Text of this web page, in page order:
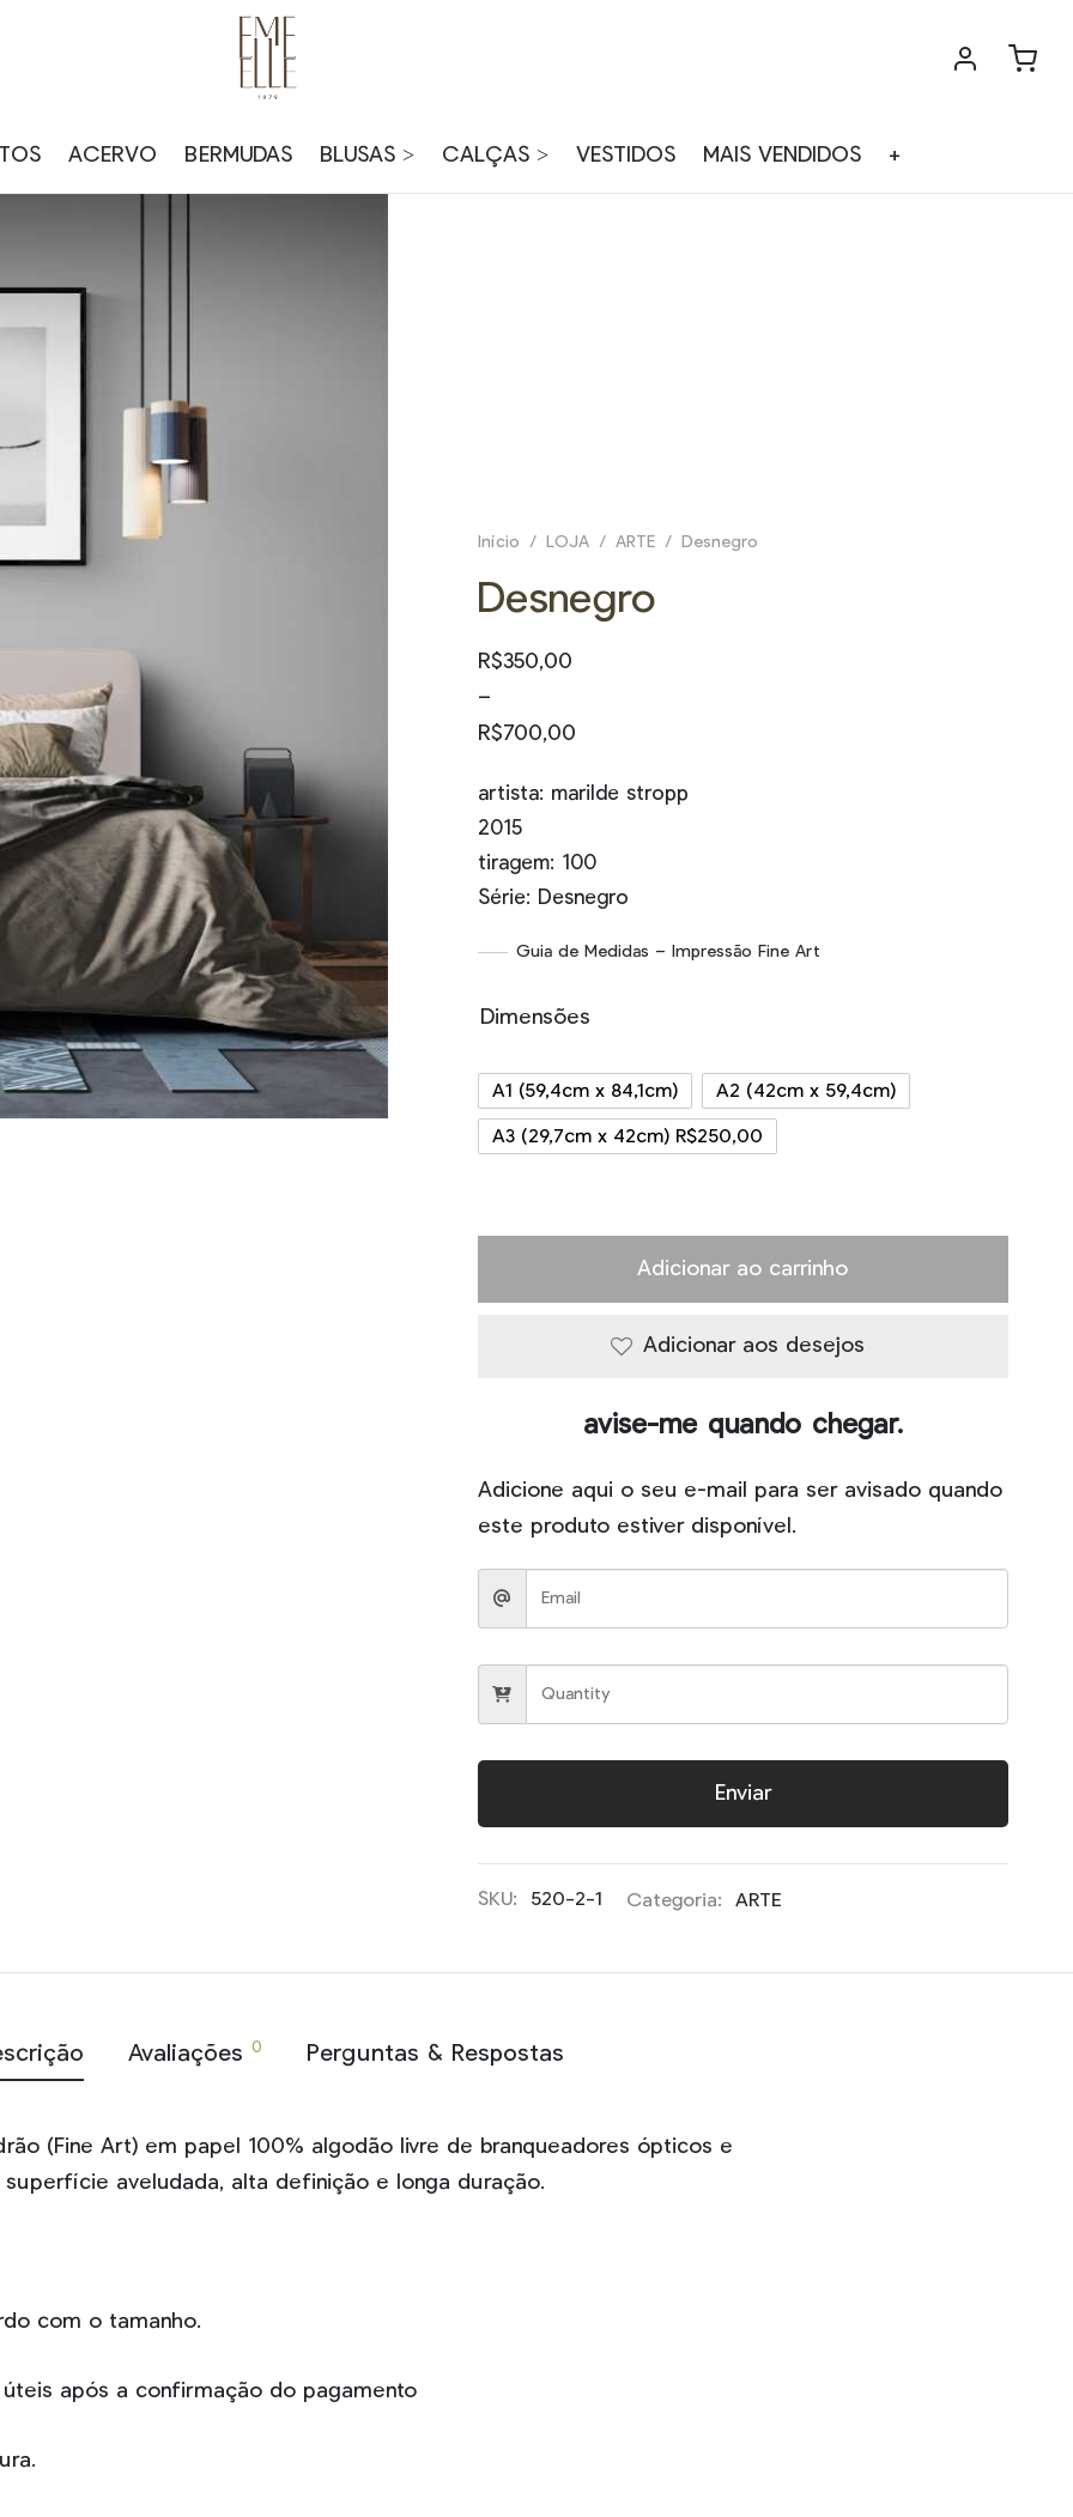
ACERVO BERMUDAS BLUSAS > CALÇAS > VESTIDOS MAIS VENDIDOS +
Início / LOJA / ARTE / Desnegro
Desnegro
R$350,00
–
R$700,00
Faixa de
preço:
R$350,00
R$700,00
artista: marilde stropp
2015
tiragem: 100
Série: Desnegro
Guia de Medidas – Impressão Fine Art
Dimensões
A1 (59,4cm x 84,1cm) A2 (42cm x 59,4cm)
A3 (29,7cm x 42cm) R$250,00
Adicionar ao carrinho
Adicionar aos desejos
avise-me quando chegar.
Adicione aqui o seu e-mail para ser avisado quando
este produto estiver disponível.
Enviar
SKU: 520-2-1 Categoria: ARTE
Avaliações 0 Perguntas & Respostas
(Fine Art) em papel 100% algodão livre de branqueadores ópticos e
superfície aveludada, alta definição e longa duração.
com o tamanho.
úteis após a confirmação do pagamento